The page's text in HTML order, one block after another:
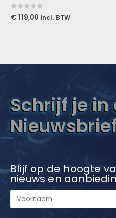
0out of 5
€ 119,00 incl. BTW
Schrijf je in
Blijf op de hoogte
nieuws en